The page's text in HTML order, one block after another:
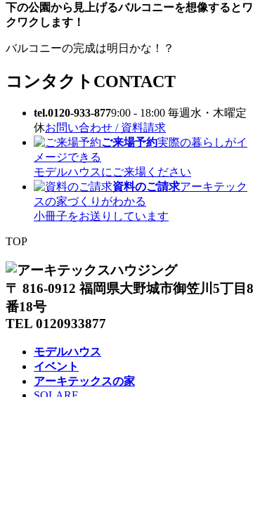
下の公園から見上げるバルコニーを想像するとワ
クワクします！
バルコニーの完成は明日かな！？
コンタクト CONTACT
tel.0120-933-8779:00 - 18:00 毎週水・木曜定
休お問い合わせ / 資料請求
ご来場予約実際の暮らしがイ
メージできる
モデルハウスにご来場ください
資料のご請求アーキテック
スの家づくりがわかる
小冊子をお送りしています
TOP
〒 816-0912 福岡県大野城市御笠川5丁目8
番18号
TEL 0120933877
モデルハウス
イベント
アーキテックスの家
SOLARE